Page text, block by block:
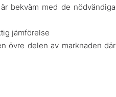
bekväm med de nödvändiga
jämförelse
övre delen av marknaden där